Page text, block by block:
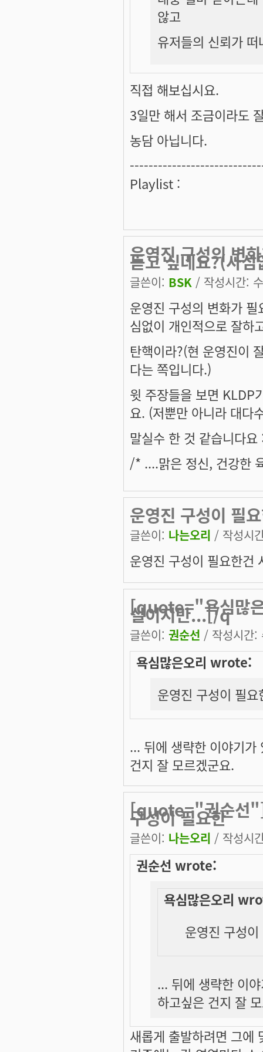
않고
유저들의 신뢰가
직접 해보십시요.
3일만 해서 조금이라도
농담 아닙니다.
Playlist :
운영진 구성의 변
듣고 싶네요?(사심
글쓴이: BSK / 작성시간:
운영진 구성의 변화가
심없이 개인적으로 잘하
탄핵이라?(현 운영진이
다는 쪽입니다.)
윗 주장들을 보면 KLDP
요. (저뿐만 아니라 대다
말실수 한 것 같습니다
/* ....맑은 정신, 건강한
운영진 구성이 필
글쓴이: 나는오리 / 작성시
운영진 구성이 필요한건
[quote="욕심많
실이지만...[/q
글쓴이: 권순선 / 작성시간
욕심많은오리 wrote:
운영진 구성이 필
... 뒤에 생략한 이야기가
건지 잘 모르겠군요.
[quote="권순선
구성이 필요한
글쓴이: 나는오리 / 작성시
권순선 wrote:
욕심많은오리
운영진 구성
... 뒤에 생략한 이
하고싶은 건지 잘
새롭게 출발하려면 그에